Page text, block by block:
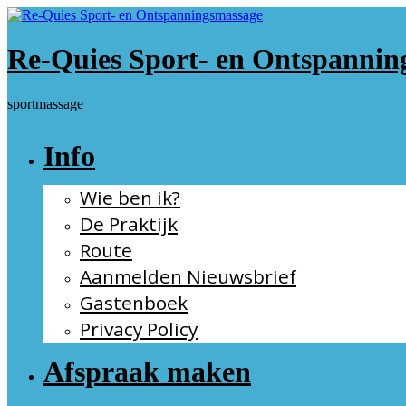
Ga
de
inhoud
Re-Quies Sport- en
sportmassage
Info
Wie ben ik?
De Praktijk
Route
Aanmelden Nieuwsbrief
Gastenboek
Privacy Policy
Afspraak maken